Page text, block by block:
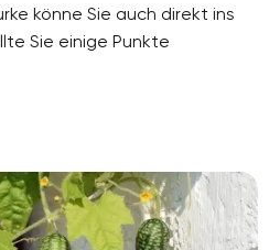
könne Sie auch direkt ins
Sie einige Punkte